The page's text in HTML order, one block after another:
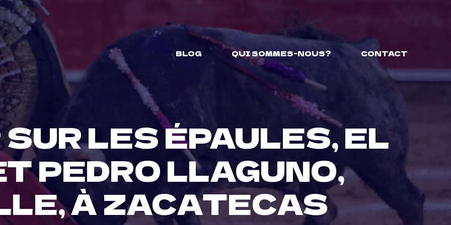
BLOG
QUI SOMMES-NOUS? CONTACT
LES ÉPAULES, EL
PEDRO LLAGUNO,
À ZACATECAS